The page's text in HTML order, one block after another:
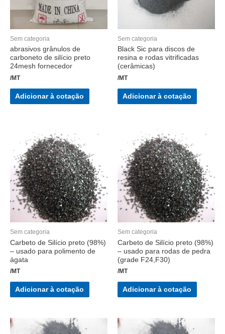
Sem categoria
abrasivos grânulos de
carboneto de silício preto
24mesh fornecedor
/MT
Adicionar à cotação
Sem categoria
Black Sic para discos de
resina e rodas vitrificadas
(cerâmicas)
/MT
Adicionar à cotação
Sem categoria
Carbeto de Silício preto (98%)
– usado para polimento de
ágata
/MT
Adicionar à cotação
Sem categoria
Carbeto de Silício preto (98%)
– usado para rodas de pedra
(grade F24,F30)
/MT
Adicionar à cotação